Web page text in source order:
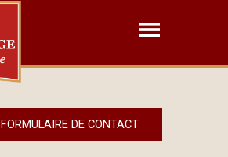
FORMULAIRE DE CONTACT